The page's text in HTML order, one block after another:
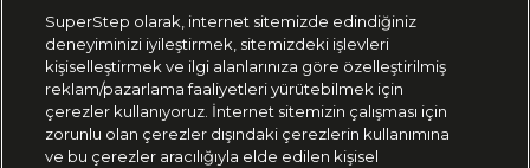
444 37 36
Uygulamadan Takip Edin
SuperStep olarak, internet sitemizde edindiğiniz
deneyiminizi iyileştirmek, sitemizdeki işlevleri
kişiselleştirmek ve ilgi alanlarınıza göre özelleştirilmiş
reklam/pazarlama faaliyetleri yürütebilmek için
çerezler kullanıyoruz. İnternet sitemizin çalışması için
zorunlu olan çerezler dışındaki çerezlerin kullanımına
ve bu çerezler aracılığıyla elde edilen kişisel